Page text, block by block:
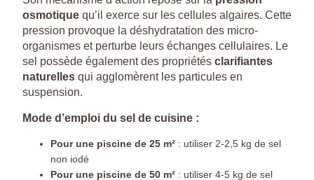
osmotique qu’il exerce sur les cellules algaires. Cette
pression provoque la déshydratation des micro-
organismes et perturbe leurs échanges cellulaires. Le
sel possède également des propriétés clarifiantes
naturelles qui agglomèrent les particules en
suspension.
Mode d’emploi du sel de cuisine :
Pour une piscine de 25 m² : utiliser 2-2,5 kg de sel
non iodé
Pour une piscine de 50 m² : utiliser 4-5 kg de sel